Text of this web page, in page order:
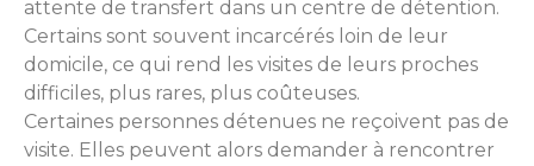
attente de transfert dans un centre de détention.
Certains sont souvent incarcérés loin de leur
domicile, ce qui rend les visites de leurs proches
difficiles, plus rares, plus coûteuses.
Certaines personnes détenues ne reçoivent pas de
visite. Elles peuvent alors demander à rencontrer